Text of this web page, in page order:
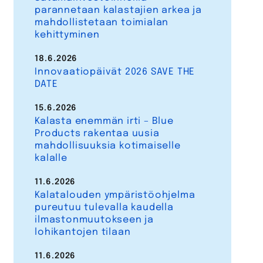
parannetaan kalastajien arkea ja
mahdollistetaan toimialan
kehittyminen
Innovaatiopäivät 2026 SAVE THE
DATE
18.6.2026
Kalasta enemmän irti – Blue
Products rakentaa uusia
mahdollisuuksia kotimaiselle
kalalle
15.6.2026
Kalatalouden ympäristöohjelma
pureutuu tulevalla kaudella
ilmastonmuutokseen ja
lohikantojen tilaan
11.6.2026
11.6.2026